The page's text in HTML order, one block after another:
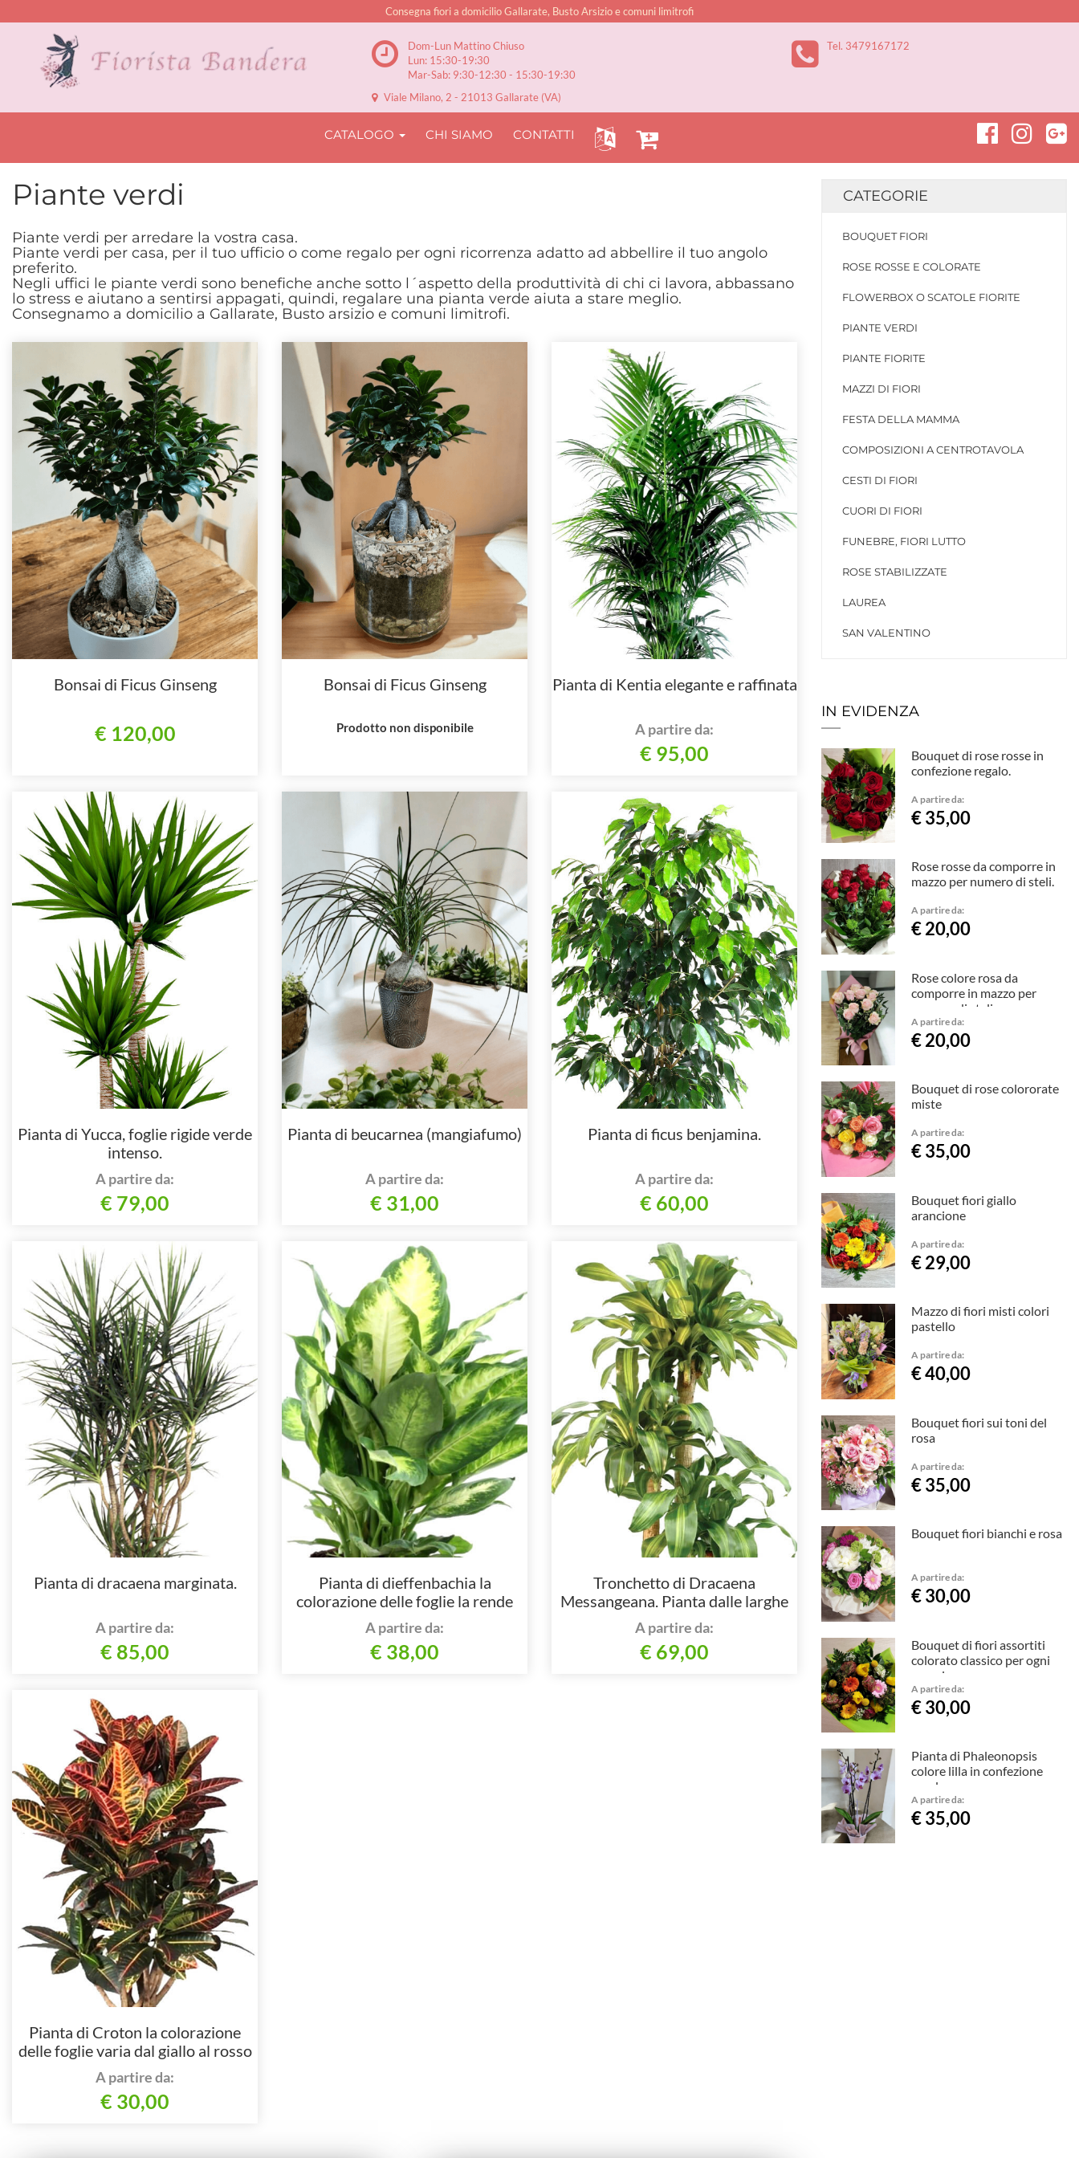
Consegna fiori a domicilio Gallarate, Busto Arsizio e comuni limitrofi
Dom-Lun Mattino Chiuso
Lun: 15:30-19:30
Mar-Sab: 9:30-12:30 - 15:30-19:30
Tel. 3479167172
Viale Milano, 2 - 21013 Gallarate (VA)
CATALOGO CHI SIAMO CONTATTI
Piante verdi
Piante verdi per arredare la vostra casa.
Piante verdi per casa, per il tuo ufficio o come regalo per ogni ricorrenza adatto ad abbellire il tuo angolo
preferito.
Negli uffici le piante verdi sono benefiche anche sotto l´aspetto della produttività di chi ci lavora, abbassano
lo stress e aiutano a sentirsi appagati, quindi, regalare una pianta verde aiuta a stare meglio.
Consegnamo a domicilio a Gallarate, Busto arsizio e comuni limitrofi.
Bonsai di Ficus Ginseng
€ 120,00
Bonsai di Ficus Ginseng
Prodotto non disponibile
Pianta di Kentia elegante e raffinata
A partire da:
€ 95,00
Pianta di Yucca, foglie rigide verde
intenso.
A partire da:
€ 79,00
Pianta di beucarnea (mangiafumo)
A partire da:
€ 31,00
Pianta di ficus benjamina.
A partire da:
€ 60,00
Pianta di dracaena marginata.
A partire da:
€ 85,00
Pianta di dieffenbachia la
colorazione delle foglie la rende
elegante e luminosa.
A partire da:
€ 38,00
Tronchetto di Dracaena
Messangeana. Pianta dalle larghe
foglie verdi variegate.
A partire da:
€ 69,00
Pianta di Croton la colorazione
delle foglie varia dal giallo al rosso
all´arancione
A partire da:
€ 30,00
CATEGORIE
BOUQUET FIORI
ROSE ROSSE E COLORATE
FLOWERBOX O SCATOLE FIORITE
PIANTE VERDI
PIANTE FIORITE
MAZZI DI FIORI
FESTA DELLA MAMMA
COMPOSIZIONI A CENTROTAVOLA
CESTI DI FIORI
CUORI DI FIORI
FUNEBRE, FIORI LUTTO
ROSE STABILIZZATE
LAUREA
SAN VALENTINO
IN EVIDENZA
Bouquet di rose rosse in
confezione regalo.
A partire da:
€ 35,00
Rose rosse da comporre in
mazzo per numero di steli.
A partire da:
€ 20,00
Rose colore rosa da
comporre in mazzo per
numero di steli.
A partire da:
€ 20,00
Bouquet di rose colororate
miste
A partire da:
€ 35,00
Bouquet fiori giallo
arancione
A partire da:
€ 29,00
Mazzo di fiori misti colori
pastello
A partire da:
€ 40,00
Bouquet fiori sui toni del
rosa
A partire da:
€ 35,00
Bouquet fiori bianchi e rosa
A partire da:
€ 30,00
Bouquet di fiori assortiti
colorato classico per ogni
occasione.
A partire da:
€ 30,00
Pianta di Phaleonopsis
colore lilla in confezione
regalo
A partire da:
€ 35,00